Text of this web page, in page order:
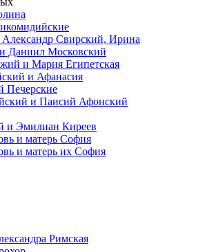
Свирский, Ирина
Даниил Московский
и Мария Египетская
и Афанасия
Печерские
и Паисий Афонский
и Эмилиан Киреев
и матерь София
и матерь их София
Римская